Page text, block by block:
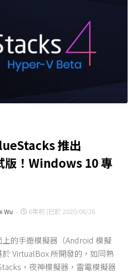
推出
版！Windows 10 專
Wu -
6年前 (已於 2020/06/26
的手遊模擬器（Android 模擬
VirtualBox 所開發的，如同熟
，夜神模擬器，雷電模擬器